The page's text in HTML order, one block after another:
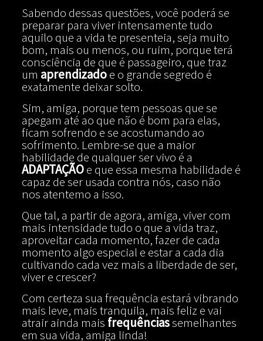
Sabendo dessas questões, você poderá se
preparar para viver intensamente tudo
aquilo que a vida te presenteia, seja muito
bom, mais ou menos, ou ruim, porque terá
consciência de que é passageiro, que traz
um aprendizadoe o grande segredo é
exatamente deixar solto.
Sim, amiga, porque tem pessoas que se
apegam até ao que não é bom para elas,
ficam sofrendo e se acostumando ao
sofrimento. Lembre-se que a maior
habilidade de qualquer ser vivo é a
ADAPTAÇÃOe que essa mesma habilidade é
capaz de ser usada contra nós, caso não
nos atentemo a isso.
Que tal, a partir de agora, amiga, viver com
mais intensidade tudo o que a vida traz,
aproveitar cada momento, fazer de cada
momento algo especial e estar a cada dia
cultivando cada vez mais a liberdade de ser,
viver e crescer?
Com certeza sua frequência estará vibrando
mais leve, mais tranquila, mais feliz e vai
atrair ainda mais frequênciassemelhantes
em sua vida, amiga linda!